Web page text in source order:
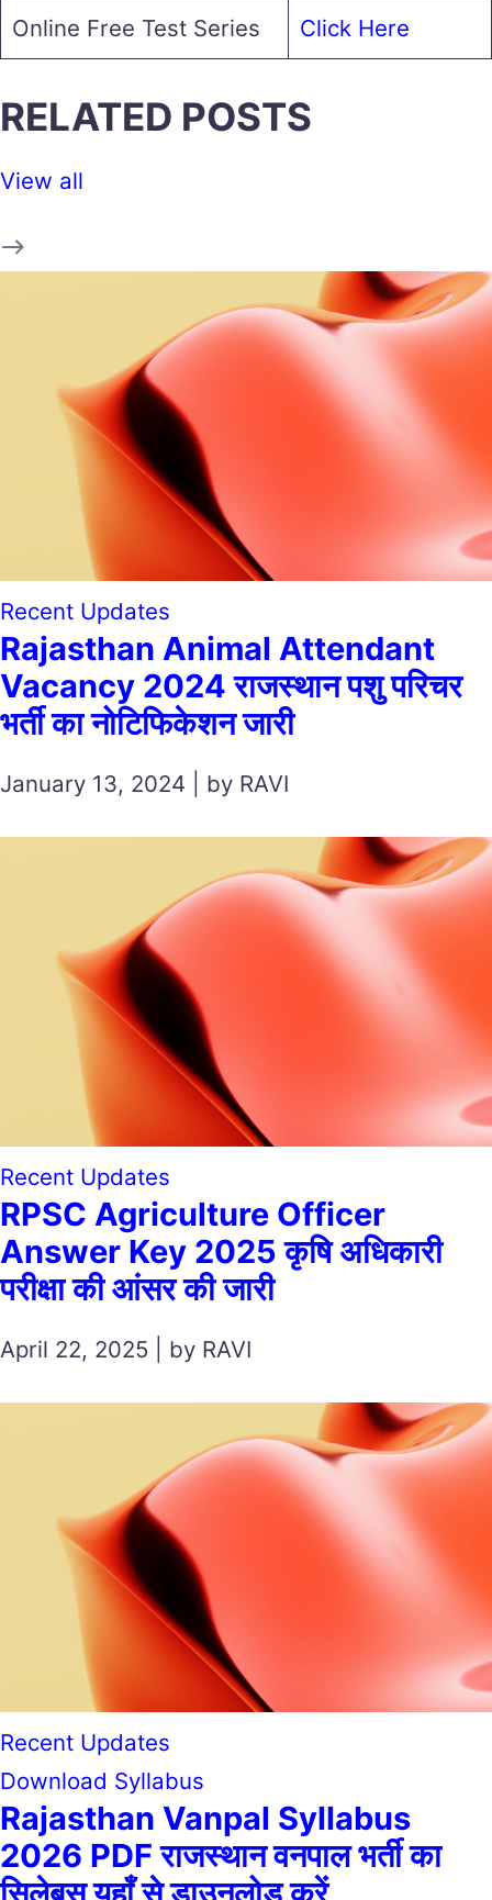
Online Free Test Series Click Here
RELATED POSTS
View all
Recent Updates
Rajasthan Animal Attendant
Vacancy 2024 राजस्थान पशु परिचर
भर्ती का नोटिफिकेशन जारी
January 13, 2024 | by RAVI
Recent Updates
RPSC Agriculture Officer
Answer Key 2025 कृषि अधिकारी
परीक्षा की आंसर की जारी
April 22, 2025 | by RAVI
Recent Updates
Download Syllabus
Rajasthan Vanpal Syllabus
2026 PDF राजस्थान वनपाल भर्ती का